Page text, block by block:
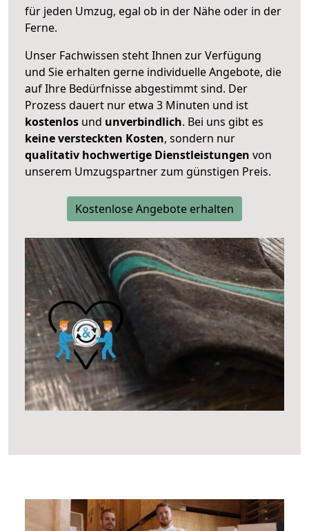
für jeden Umzug, egal ob in der Nähe oder in der
Ferne.
Unser Fachwissen steht Ihnen zur Verfügung
und Sie erhalten gerne individuelle Angebote, die
auf Ihre Bedürfnisse abgestimmt sind. Der
Prozess dauert nur etwa 3 Minuten und ist
kostenlos und unverbindlich. Bei uns gibt es
keine versteckten Kosten, sondern nur
qualitativ hochwertige Dienstleistungen von
unserem Umzugspartner zum günstigen Preis.
Kostenlose Angebote erhalten